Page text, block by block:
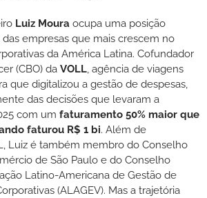
Luiz Moura ocupa uma posição
empresas que mais crescem no
da América Latina. Cofundador
(CBO) da VOLL, agência de viagens
que digitalizou a gestão de despesas,
das decisões que levaram a
com um faturamento 50% maior que
faturou R$ 1 bi. Além de
Luiz é também membro do Conselho
de São Paulo e do Conselho
Latino-Americana de Gestão de
(ALAGEV). Mas a trajetória